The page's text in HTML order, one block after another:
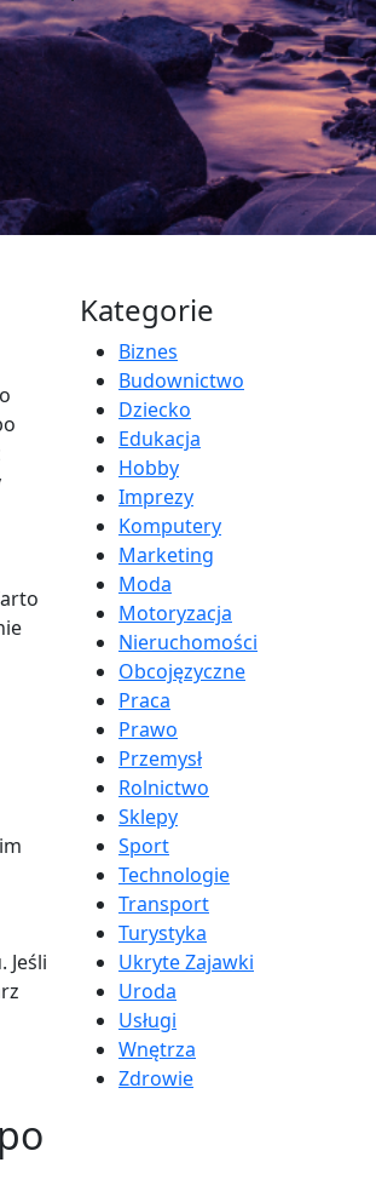
Kategorie
Biznes
Budownictwo
Dziecko
Edukacja
Hobby
Imprezy
Komputery
Marketing
Moda
Motoryzacja
Nieruchomości
Obcojęzyczne
Praca
Prawo
Przemysł
Rolnictwo
Sklepy
Sport
Technologie
Transport
Turystyka
Ukryte Zajawki
Uroda
Usługi
Wnętrza
Zdrowie